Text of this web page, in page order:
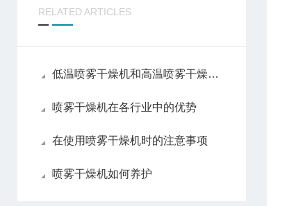
RELATED ARTICLES
低温喷雾干燥机和高温喷雾干燥机各自优点
喷雾干燥机在各行业中的优势
在使用喷雾干燥机时的注意事项
喷雾干燥机如何养护